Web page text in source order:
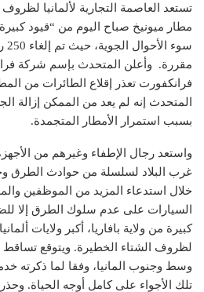
تستعد العاصمة التجارية لألمانيا
مطار ميونيخ صباح اليوم من “قيود
مقررة. وأعلن المتحدث بإسم شركة
فرانكفورت تعذر إقلاع الطائرات من
المتحدث إنه لم يعد من الممكن إزالة
بسبب استمرار الأمطار المتجمدة.
واستعد رجال الإطفاء وغيرهم من
غرب البلاد لسلسلة من حوادث الطرق
خلال استدعاء المزيد من الموظفين
السيارات على عدم سلوك الطرق إلا
كبيرة من ولاية بافاريا، أكبر ولايات
لظروف الشتاء الخطيرة. ويتوقع تساقط
وسط وجنوب المانيا، وفقا لما ذكرته
تلك الأجواء على كامل أوجه الحياة.